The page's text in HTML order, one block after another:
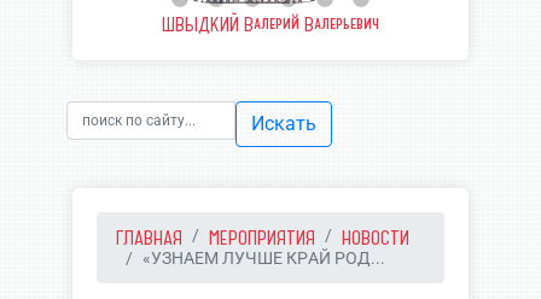
ШВЫДКИЙ Валерий Валерьевич
Искать
ГЛАВНАЯ МЕРОПРИЯТИЯ НОВОСТИ
«УЗНАЕМ ЛУЧШЕ КРАЙ РОД...